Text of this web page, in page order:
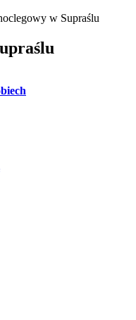
w Supraślu